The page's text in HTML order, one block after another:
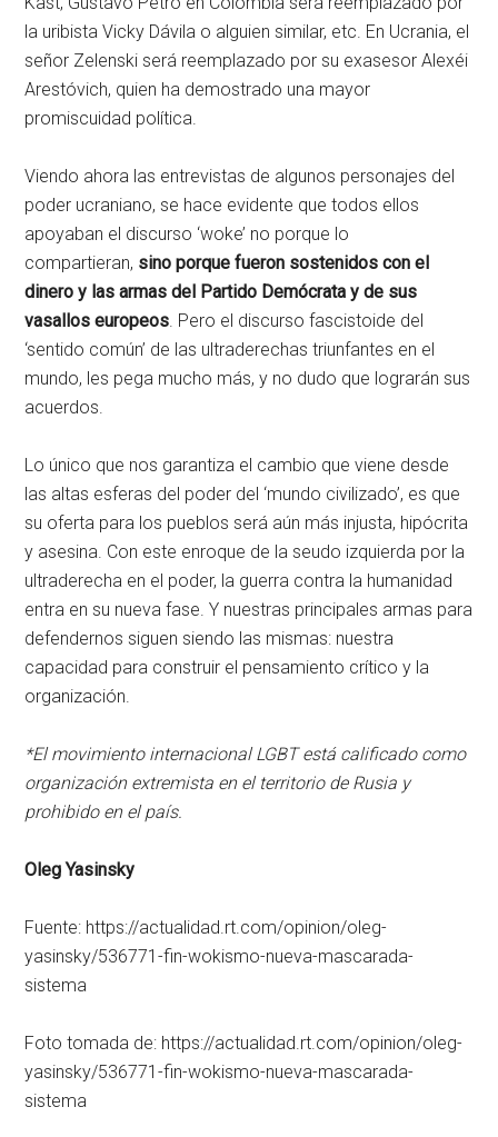
la uribista Vicky Dávila o alguien similar, etc. En Ucrania, el
señor Zelenski será reemplazado por su exasesor Alexéi
Arestóvich, quien ha demostrado una mayor
promiscuidad política.
Viendo ahora las entrevistas de algunos personajes del
poder ucraniano, se hace evidente que todos ellos
apoyaban el discurso ‘woke’ no porque lo
compartieran, sino porque fueron sostenidos con el
dinero y las armas del Partido Demócrata y de sus
vasallos europeos. Pero el discurso fascistoide del
‘sentido común’ de las ultraderechas triunfantes en el
mundo, les pega mucho más, y no dudo que lograrán sus
acuerdos.
Lo único que nos garantiza el cambio que viene desde
las altas esferas del poder del ‘mundo civilizado’, es que
su oferta para los pueblos será aún más injusta, hipócrita
y asesina. Con este enroque de la seudo izquierda por la
ultraderecha en el poder, la guerra contra la humanidad
entra en su nueva fase. Y nuestras principales armas para
defendernos siguen siendo las mismas: nuestra
capacidad para construir el pensamiento crítico y la
organización.
*El movimiento internacional LGBT está calificado como
organización extremista en el territorio de Rusia y
prohibido en el país.
Oleg Yasinsky
Fuente: https://actualidad.rt.com/opinion/oleg-
yasinsky/536771-fin-wokismo-nueva-mascarada-
sistema
Foto tomada de: https://actualidad.rt.com/opinion/oleg-
yasinsky/536771-fin-wokismo-nueva-mascarada-
sistema